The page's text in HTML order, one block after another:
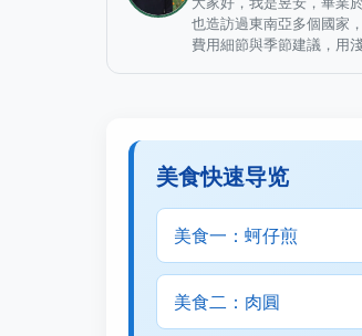
也造訪過東南亞多個國家
費用細節與季節建議，用
美食快速导览
美食一：蚵仔煎
美食二：肉圓